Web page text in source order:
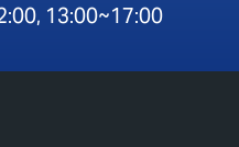
13:00~17:00